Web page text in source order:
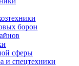
борон
сферы
и спецтехники